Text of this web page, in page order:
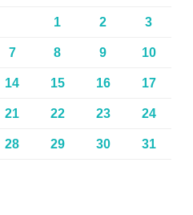
1 2 3
7 8 9 10
14 15 16 17
21 22 23 24
28 29 30 31